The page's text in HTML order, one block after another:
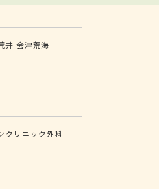
井 会津荒海
クリニック外科